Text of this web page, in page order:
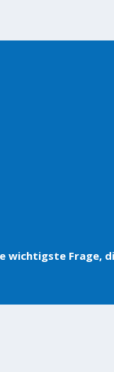
wichtigste Frage,